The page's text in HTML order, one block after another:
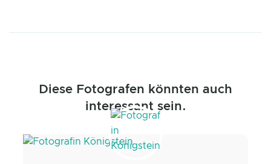
Diese Fotografen könnten auch
interessant sein.